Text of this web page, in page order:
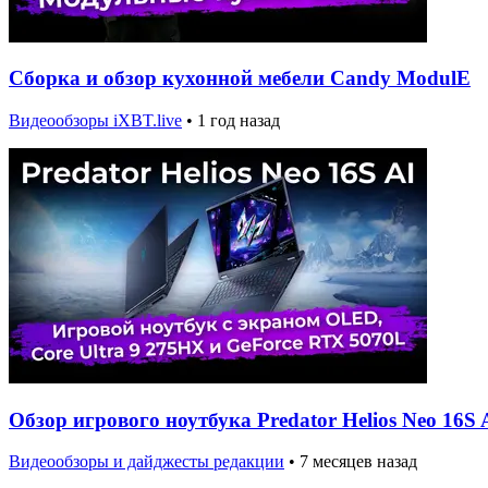
Сборка и обзор кухонной мебели Candy ModulE
Видеообзоры iXBT.live • 1 год назад
Обзор игрового ноутбука Predator Helios Neo 16S
Видеообзоры и дайджесты редакции • 7 месяцев назад